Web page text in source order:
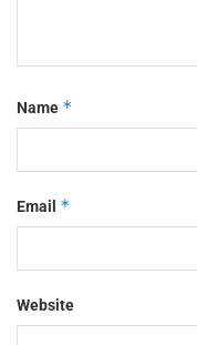
Name *
Email *
Website